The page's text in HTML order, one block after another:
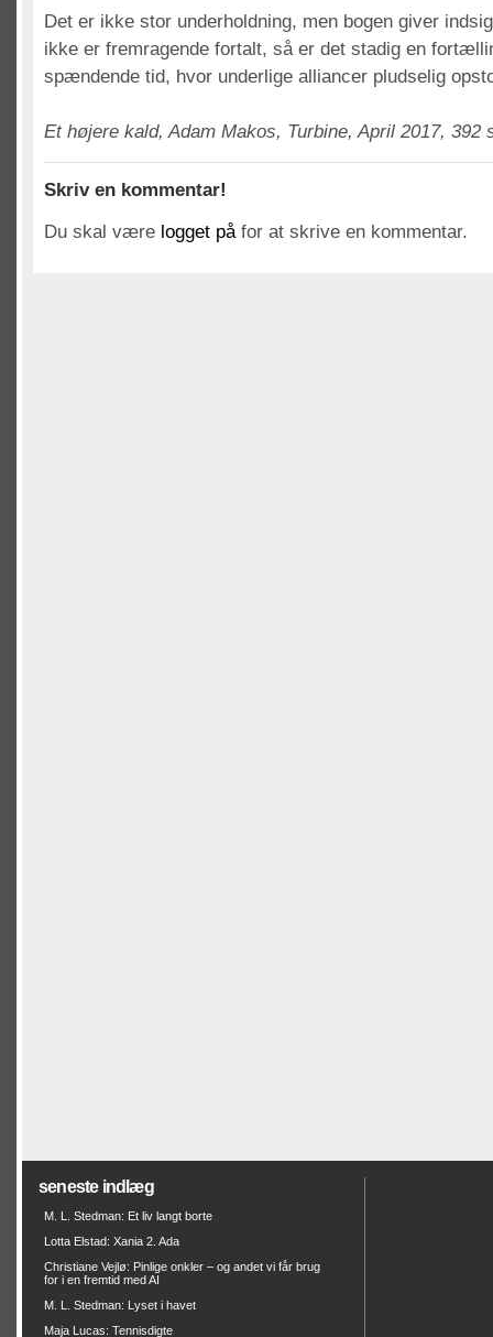
Det er ikke stor underholdning, men bogen giver
ikke er fremragende fortalt, så er det stadig en
spændende tid, hvor underlige alliancer pludselig
Et højere kald, Adam Makos, Turbine, April 2017, 392
Skriv en kommentar!
Du skal være logget påfor at skrive en kommentar.
seneste indlæg
M. L. Stedman: Et liv langt borte
Lotta Elstad: Xania 2. Ada
Christiane Vejlø: Pinlige onkler – og andet vi får brug
for i en fremtid med AI
M. L. Stedman: Lyset i havet
Maja Lucas: Tennisdigte